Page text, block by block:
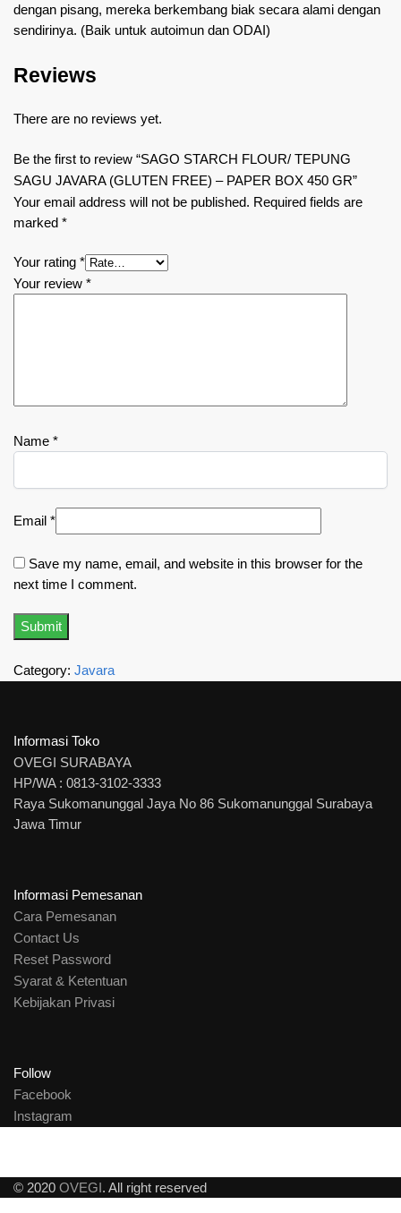
dengan pisang, mereka berkembang biak secara alami dengan
sendirinya. (Baik untuk autoimun dan ODAI)
Reviews
There are no reviews yet.
Be the first to review “SAGO STARCH FLOUR/ TEPUNG
SAGU JAVARA (GLUTEN FREE) – PAPER BOX 450 GR”
Your email address will not be published. Required fields are
marked *
Your rating *
Your review *
Name *
Email *
Save my name, email, and website in this browser for the
next time I comment.
Category: Javara
Informasi Toko
OVEGI SURABAYA
HP/WA : 0813-3102-3333
Raya Sukomanunggal Jaya No 86 Sukomanunggal Surabaya
Jawa Timur
Informasi Pemesanan
Cara Pemesanan
Contact Us
Reset Password
Syarat & Ketentuan
Kebijakan Privasi
Follow
Facebook
Instagram
© 2020 OVEGI. All right reserved